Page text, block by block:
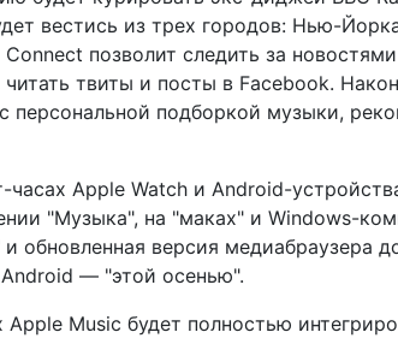
вестись из трех городов: Нью-
позволит следить за
твиты и посты в Facebook.
персональной подборкой музыки,
часах Apple Watch и Android-
"Музыка", на "маках" и Windows-
обновленная версия медиабраузера
— "этой осенью".
Apple Music будет полностью